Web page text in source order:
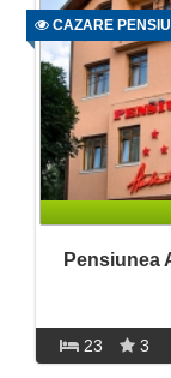
CAZARE
Pensiunea
23 3